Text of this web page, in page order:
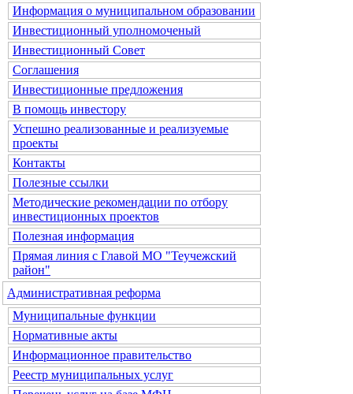
Информация о муниципальном образовании
Инвестиционный уполномоченый
Инвестиционный Совет
Соглашения
Инвестиционные предложения
В помощь инвестору
Успешно реализованные и реализуемые
проекты
Контакты
Полезные ссылки
Методические рекомендации по отбору
инвестиционных проектов
Полезная информация
Прямая линия с Главой МО "Теучежский
район"
Административная реформа
Муниципальные функции
Нормативные акты
Информационное правительство
Реестр муниципальных услуг